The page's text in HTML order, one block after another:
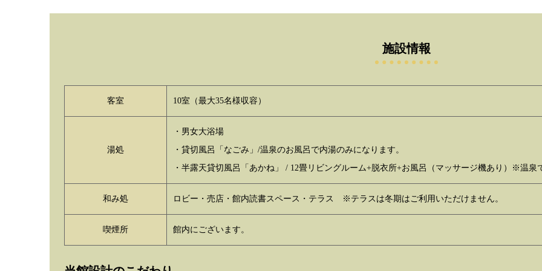
施設情報
客室 10室（最大35名様収容）
湯処
・男女大浴場
・貸切風呂「なごみ」/温泉のお風呂で内湯のみになります。
・半露天貸切風呂「あかね」 / 12畳リビングルーム+脱衣所+お風呂（マッサージ機あり）※温泉
和み処 ロビー・売店・館内読書スペース・テラス ※テラスは冬期はご利用いただけません。
喫煙所 館内にございます。